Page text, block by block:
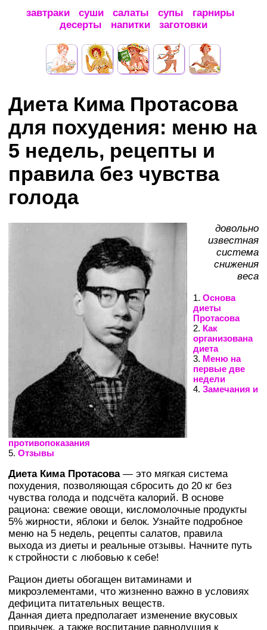
завтраки суши салаты супы
гарниры
десерты
напитки заготовки
Диета Кима Протасова
для похудения: меню на
5 недель, рецепты и
правила без чувства
голода
довольно
известная
система
снижения
веса
1. Основа
диеты
Протасова
2. Как
организована
диета
3. Меню на
первые две
недели
4. Замечания и
противопоказания
5. Отзывы
Диета Кима Протасова— это мягкая система
похудения, позволяющая сбросить до 20 кг без
чувства голода и подсчёта калорий. В основе
рациона: свежие овощи, кисломолочные продукты
5% жирности, яблоки и белок. Узнайте подробное
меню на 5 недель, рецепты салатов, правила
выхода из диеты и реальные отзывы. Начните путь
к стройности с любовью к себе!
Рацион диеты обогащен витаминами и
микроэлементами, что жизненно важно в условиях
дефицита питательных веществ.
Данная диета предполагает изменение вкусовых
привычек, а также воспитание равнодушия к